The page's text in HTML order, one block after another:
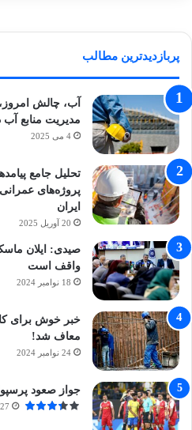
پربازدیدترین مطالب
آب، چالش
مدیریت منابع
4 می 2025
تحلیل جامع
پروژه‌های
ایران
20 آوریل 2025
صیدی: ایلان
واقف است
18 نوامبر 2024
خبر خوش برای
معاف شد!
24 نوامبر 2024
جواز صعود
27 نوامبر 2023